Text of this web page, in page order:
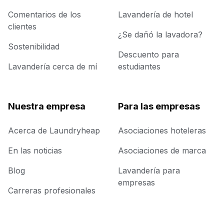
Comentarios de los
clientes
Sostenibilidad
Lavandería cerca de mí
Lavandería de hotel
¿Se dañó la lavadora?
Descuento para
estudiantes
Nuestra empresa
Acerca de Laundryheap
En las noticias
Blog
Carreras profesionales
Para las empresas
Asociaciones hoteleras
Asociaciones de marca
Lavandería para
empresas